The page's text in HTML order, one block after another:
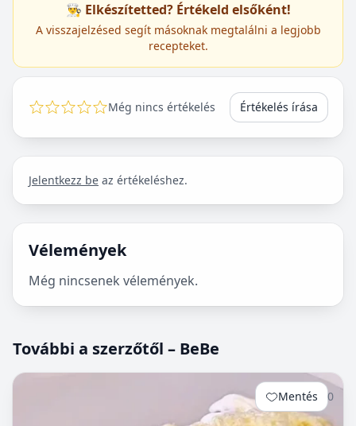
👨‍🍳 Elkészítetted? Értékeld elsőként!
A visszajelzésed segít másoknak megtalálni a legjobb
recepteket.
Még nincs értékelés Értékelés írása
Jelentkezz be az értékeléshez.
Vélemények
Még nincsenek vélemények.
További a szerzőtől – BeBe
Mentés 0